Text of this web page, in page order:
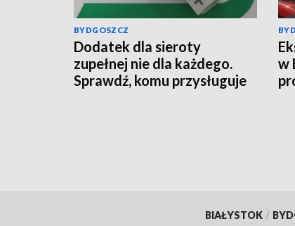
BYDGOSZCZ
Dodatek dla sieroty
zupełnej nie dla każdego.
Sprawdź, komu przysługuje
w
BIAŁYSTOK /